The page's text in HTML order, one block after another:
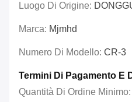
Luogo Di Origine:
Marca: Mjmhd
Numero Di Modello: CR-3
Termini Di Pagamento E
Quantità Di Ordine Minimo: